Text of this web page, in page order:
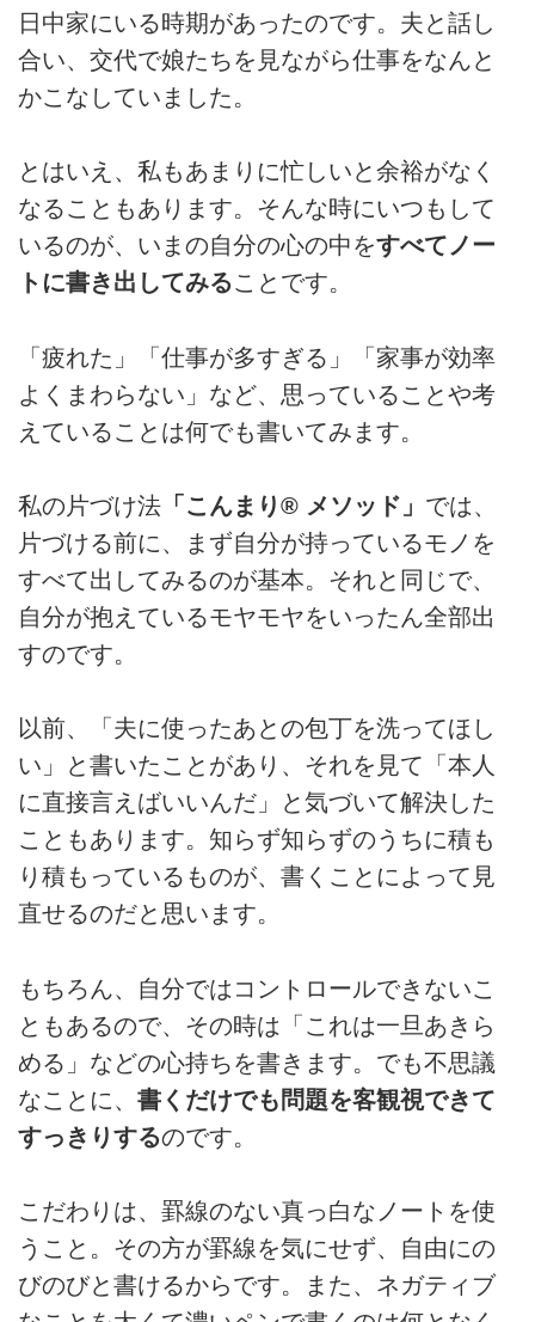
日中家にいる時期があったのです。夫と話し
合い、交代で娘たちを見ながら仕事をなんと
かこなしていました。
とはいえ、私もあまりに忙しいと余裕がなく
なることもあります。そんな時にいつもして
いるのが、いまの自分の心の中をすべてノー
トに書き出してみることです。
「疲れた」「仕事が多すぎる」「家事が効率
よくまわらない」など、思っていることや考
えていることは何でも書いてみます。
私の片づけ法 「こんまり® メソッド」 では、
片づける前に、まず自分が持っているモノを
すべて出してみるのが基本。それと同じで、
自分が抱えているモヤモヤをいったん全部出
すのです。
以前、「夫に使ったあとの包丁を洗ってほし
い」と書いたことがあり、それを見て「本人
に直接言えばいいんだ」と気づいて解決した
こともあります。知らず知らずのうちに積も
り積もっているものが、書くことによって見
直せるのだと思います。
もちろん、自分ではコントロールできないこ
ともあるので、その時は「これは一旦あきら
める」などの心持ちを書きます。でも不思議
なことに、 書くだけでも問題を客観視できて
すっきりするのです。
こだわりは、罫線のない真っ白なノートを使
うこと。その方が罫線を気にせず、自由にの
びのびと書けるからです。また、ネガティブ